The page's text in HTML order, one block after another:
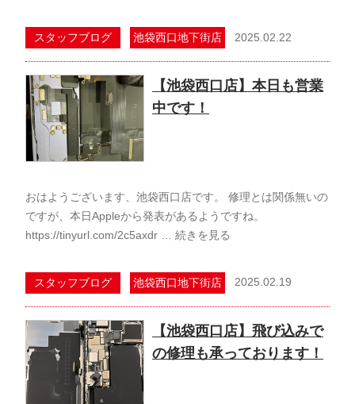
スタッフブログ 池袋西口地下街店 2025.02.22
【池袋西口店】本日も営業
中です！
おはようございます、池袋西口店です。 修理とは関係無いの
ですが、本日Appleから発表があるようですね。
https://tinyurl.com/2c5axdr … 続きを見る
スタッフブログ 池袋西口地下街店 2025.02.19
【池袋西口店】飛び込みで
の修理も承っております！